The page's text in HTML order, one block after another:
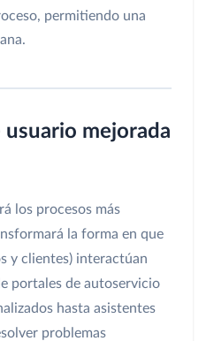
permitiendo una
usuario mejorada
los procesos más
la forma en que
y clientes) interactúan
portales de autoservicio
hasta asistentes
problemas